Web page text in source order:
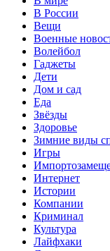
В России
Вещи
Военные
Волейбол
Гаджеты
Дети
Дом и сад
Еда
Звёзды
Здоровье
Зимние виды
Игры
Интернет
Истории
Компании
Криминал
Культура
Лайфхаки